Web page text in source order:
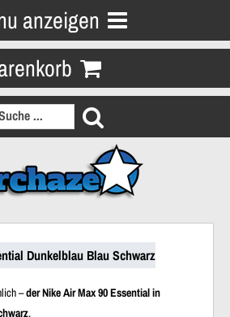
anzeigen
Dunkelblau Blau Schwarz
–der Nike Air Max 90 Essential in
.